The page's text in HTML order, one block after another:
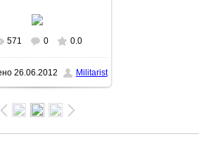
571 0 0.0
26.06.2012 Militarist